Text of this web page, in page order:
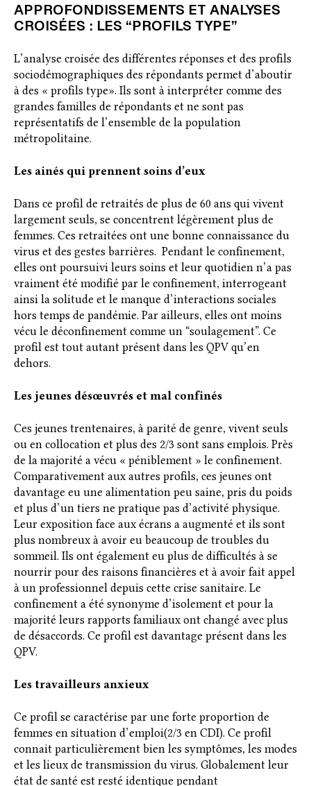
APPROFONDISSEMENTS ET ANALYSES
CROISÉES : LES “PROFILS TYPE”
L’analyse croisée des différentes réponses et des profils
sociodémographiques des répondants permet d’aboutir
à des « profils type». Ils sont à interpréter comme des
grandes familles de répondants et ne sont pas
représentatifs de l’ensemble de la population
métropolitaine.
Les ainés qui prennent soins d’eux
Dans ce profil de retraités de plus de 60 ans qui vivent
largement seuls, se concentrent légèrement plus de
femmes. Ces retraitées ont une bonne connaissance du
virus et des gestes barrières. Pendant le confinement,
elles ont poursuivi leurs soins et leur quotidien n’a pas
vraiment été modifié par le confinement, interrogeant
ainsi la solitude et le manque d’interactions sociales
hors temps de pandémie. Par ailleurs, elles ont moins
vécu le déconfinement comme un “soulagement”. Ce
profil est tout autant présent dans les QPV qu’en
dehors.
Les jeunes désœuvrés et mal confinés
Ces jeunes trentenaires, à parité de genre, vivent seuls
ou en collocation et plus des 2/3 sont sans emplois. Près
de la majorité a vécu « péniblement » le confinement.
Comparativement aux autres profils, ces jeunes ont
davantage eu une alimentation peu saine, pris du poids
et plus d’un tiers ne pratique pas d’activité physique.
Leur exposition face aux écrans a augmenté et ils sont
plus nombreux à avoir eu beaucoup de troubles du
sommeil. Ils ont également eu plus de difficultés à se
nourrir pour des raisons financières et à avoir fait appel
à un professionnel depuis cette crise sanitaire. Le
confinement a été synonyme d’isolement et pour la
majorité leurs rapports familiaux ont changé avec plus
de désaccords. Ce profil est davantage présent dans les
QPV.
Les travailleurs anxieux
Ce profil se caractérise par une forte proportion de
femmes en situation d’emploi(2/3 en CDI). Ce profil
connait particulièrement bien les symptômes, les modes
et les lieux de transmission du virus. Globalement leur
état de santé est resté identique pendant